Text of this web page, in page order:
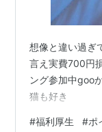
想像と違い過ぎ
言え実費700円
ング参加中goo
猫も好き
#福利厚生 #ポ